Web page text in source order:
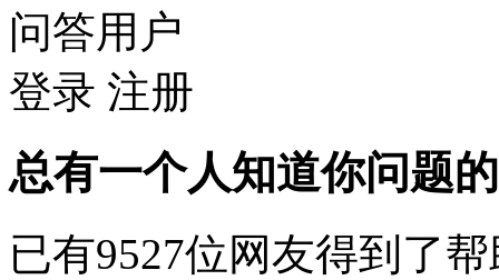
问答用户
登录 注册
总有一个人知道你问题
已有9527位网友得到了帮